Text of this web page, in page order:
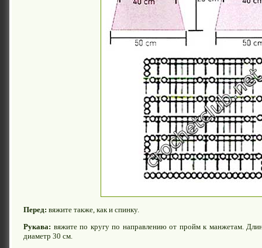
Перед: вяжите также, как и спинку.
Рукава: вяжите по кругу по направлению от пройм к манжетам.
диаметр 30 см.